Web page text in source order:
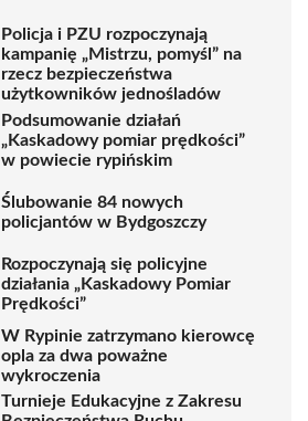
Policja i PZU rozpoczynają
kampanię „Mistrzu, pomyśl” na
rzecz bezpieczeństwa
użytkowników jednośladów
Podsumowanie działań
„Kaskadowy pomiar prędkości”
w powiecie rypińskim
Ślubowanie 84 nowych
policjantów w Bydgoszczy
Rozpoczynają się policyjne
działania „Kaskadowy Pomiar
Prędkości”
W Rypinie zatrzymano kierowcę
opla za dwa poważne
wykroczenia
Turnieje Edukacyjne z Zakresu